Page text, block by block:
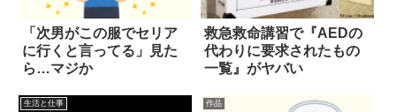
「次男がこの服でセリア
に行くと言ってる」見た
ら…マジか
救急救命講習で『AEDの
代わりに要求されたもの
一覧』がヤバい
生活と仕事 作品